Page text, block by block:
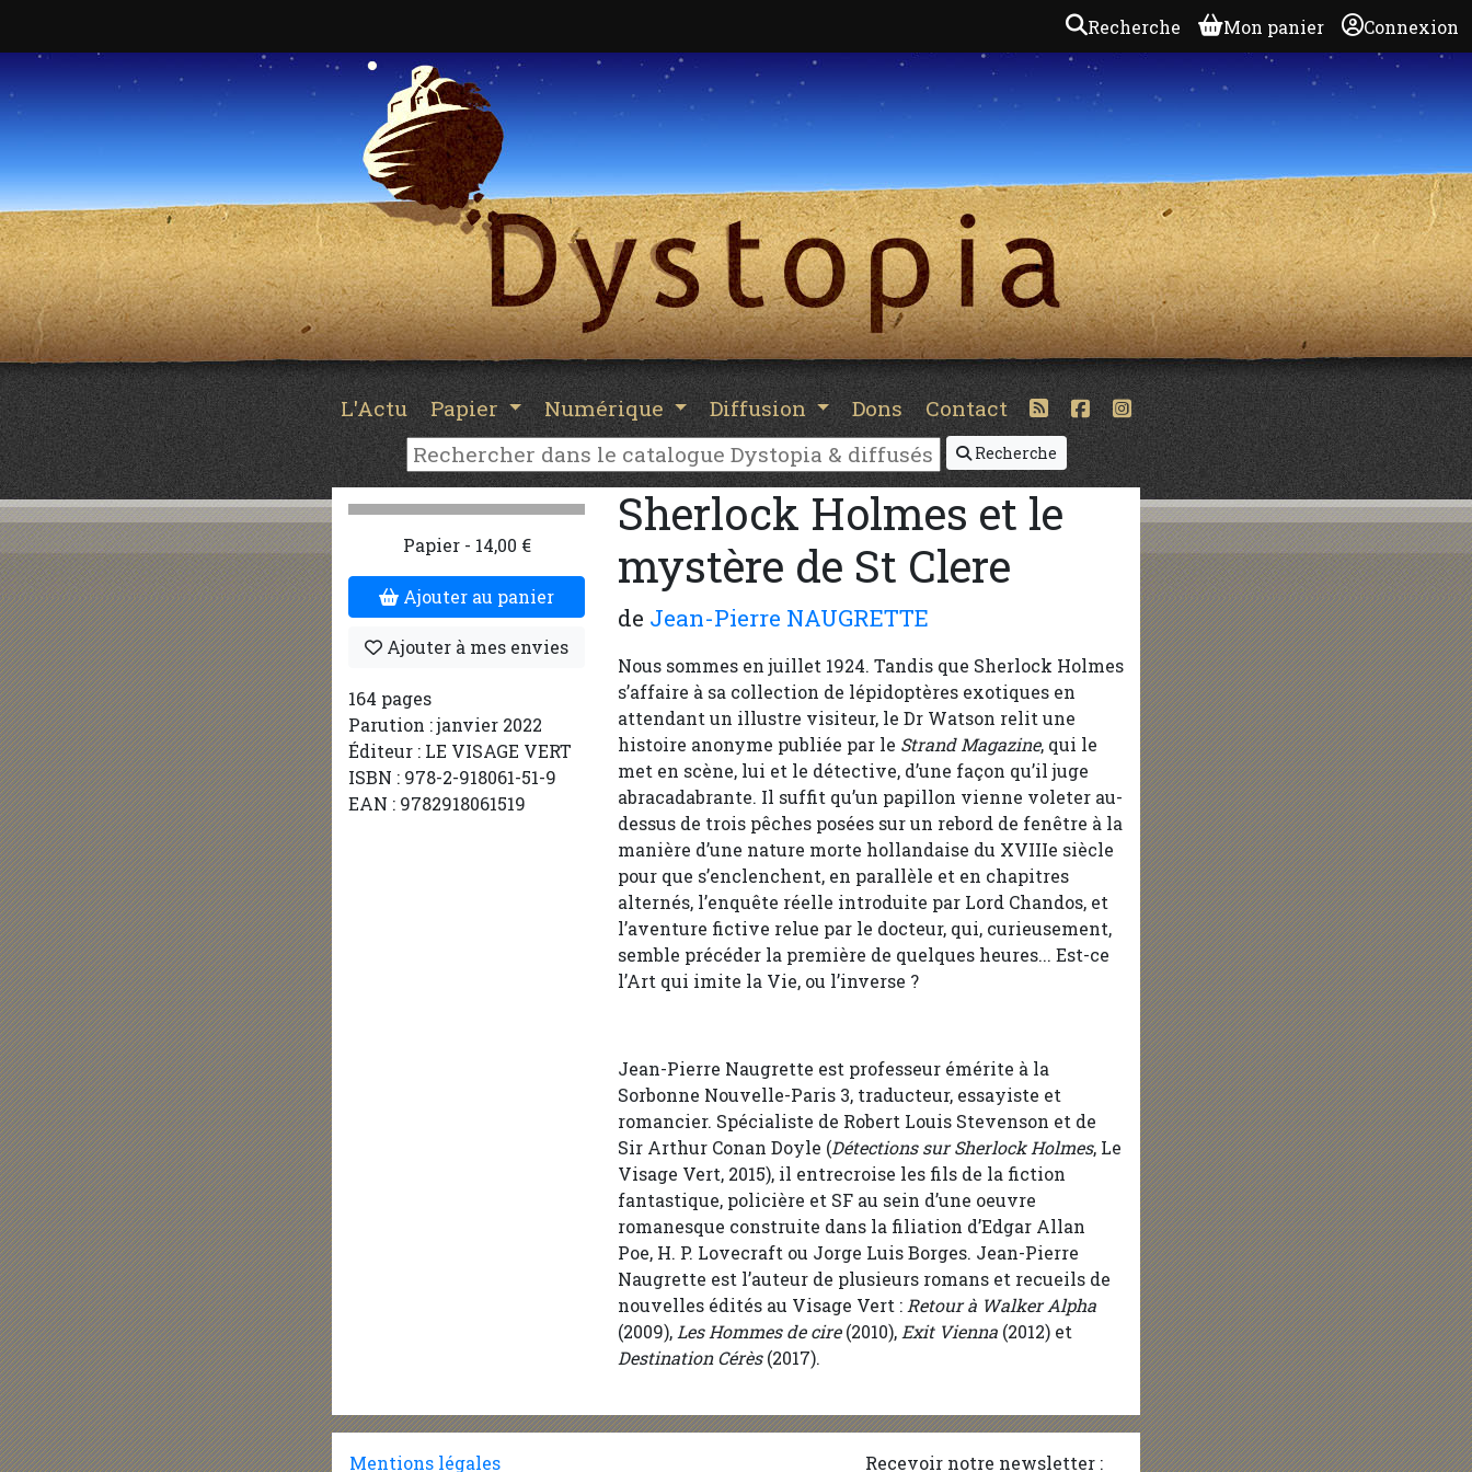
Recherche Mon panier Connexion
L'Actu Papier Numérique Diffusion Dons Contact
Recherche
Papier - 14,00 €
Ajouter au panier
Ajouter à mes envies
164 pages
Parution : janvier 2022
Éditeur : LE VISAGE VERT
ISBN : 978-2-918061-51-9
EAN : 9782918061519
Sherlock Holmes et le
mystère de St Clere
de Jean-Pierre NAUGRETTE
Nous sommes en juillet 1924. Tandis que Sherlock Holmes
s’affaire à sa collection de lépidoptères exotiques en
attendant un illustre visiteur, le Dr Watson relit une
histoire anonyme publiée par le Strand Magazine, qui le
met en scène, lui et le détective, d’une façon qu’il juge
abracadabrante. Il suffit qu’un papillon vienne voleter au-
dessus de trois pêches posées sur un rebord de fenêtre à la
manière d’une nature morte hollandaise du XVIIIe siècle
pour que s’enclenchent, en parallèle et en chapitres
alternés, l’enquête réelle introduite par Lord Chandos, et
l’aventure fictive relue par le docteur, qui, curieusement,
semble précéder la première de quelques heures... Est-ce
l’Art qui imite la Vie, ou l’inverse ?
Jean-Pierre Naugrette est professeur émérite à la
Sorbonne Nouvelle-Paris 3, traducteur, essayiste et
romancier. Spécialiste de Robert Louis Stevenson et de
Sir Arthur Conan Doyle (Détections sur Sherlock Holmes, Le
Visage Vert, 2015), il entrecroise les fils de la fiction
fantastique, policière et SF au sein d’une oeuvre
romanesque construite dans la filiation d’Edgar Allan
Poe, H. P. Lovecraft ou Jorge Luis Borges. Jean-Pierre
Naugrette est l’auteur de plusieurs romans et recueils de
nouvelles édités au Visage Vert : Retour à Walker Alpha
(2009), Les Hommes de cire(2010), Exit Vienna (2012) et
Destination Cérès(2017).
Mentions légales Recevoir notre newsletter :